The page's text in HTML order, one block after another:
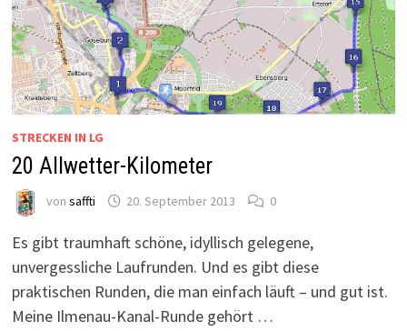
STRECKEN IN LG
20 Allwetter-Kilometer
von saffti 20. September 2013 0
Es gibt traumhaft schöne, idyllisch gelegene,
unvergessliche Laufrunden. Und es gibt diese
praktischen Runden, die man einfach läuft – und gut ist.
Meine Ilmenau-Kanal-Runde gehört …